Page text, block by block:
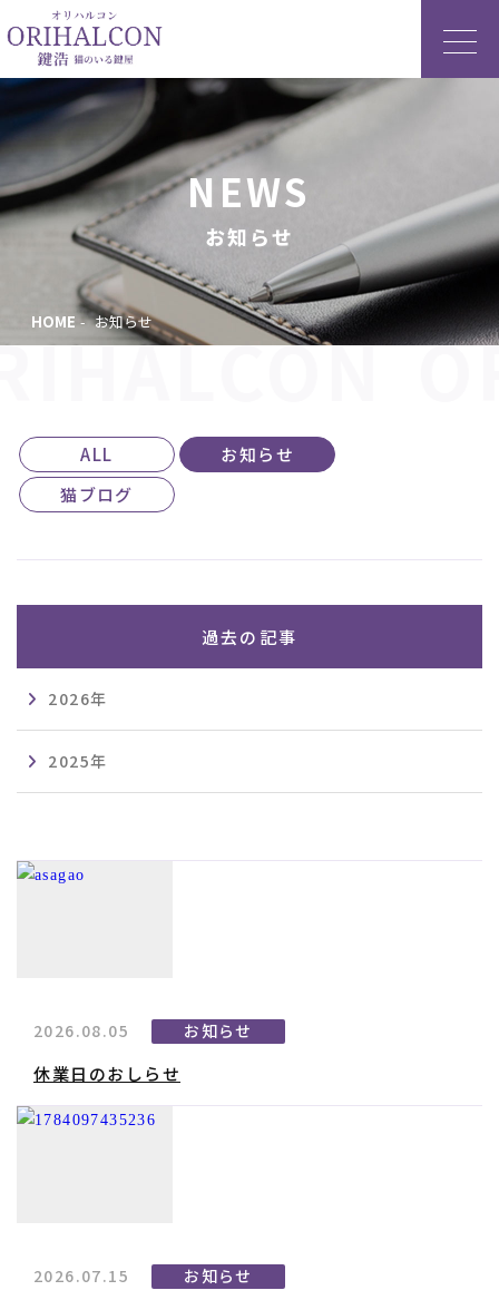
NEWS
お知らせ
HOME お知らせ
ALL
お知らせ
猫ブログ
過去の記事
2026年
2025年
2026.08.05 お知らせ
休業日のおしらせ
2026.07.15 お知らせ